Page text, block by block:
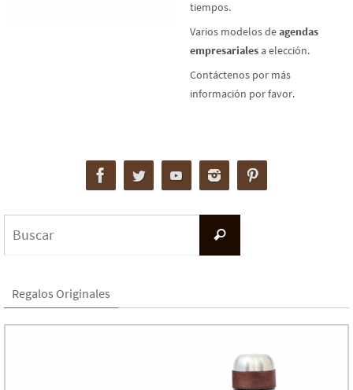
tiempos.
Varios modelos deagendas
empresariales a elección.
Contáctenos por más
información por favor.
Buscar
Regalos Originales